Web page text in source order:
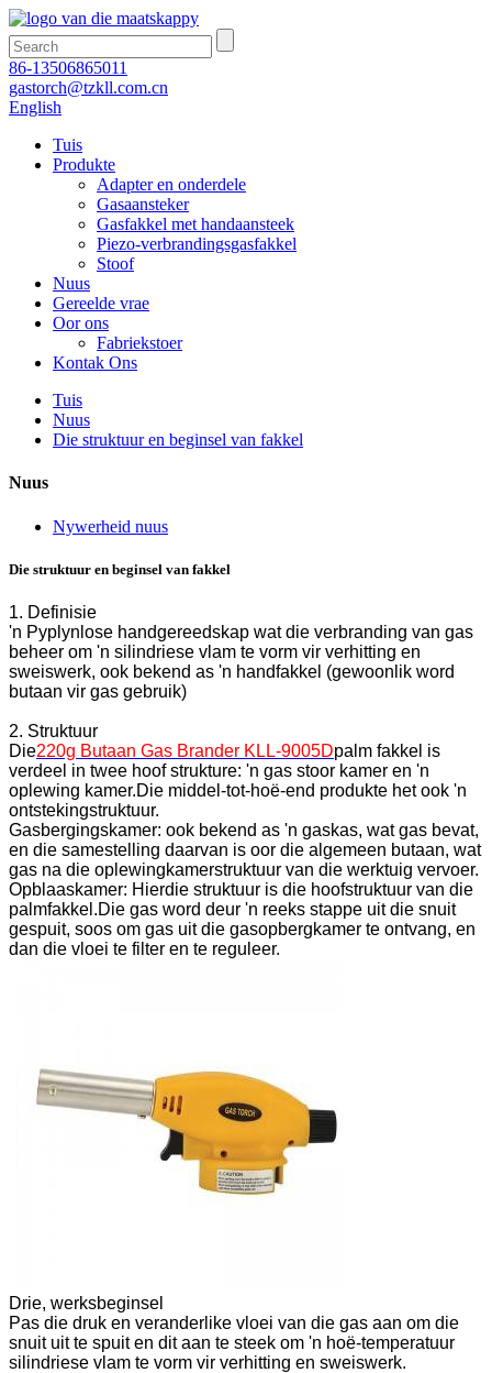
86-13506865011
gastorch@tzkll.com.cn
English
Tuis
Produkte
Adapter en onderdele
Gasaansteker
Gasfakkel met handaansteek
Piezo-verbrandingsgasfakkel
Stoof
Nuus
Gereelde vrae
Oor ons
Fabriekstoer
Kontak Ons
Tuis
Nuus
Die struktuur en beginsel van fakkel
Nuus
Nywerheid nuus
Die struktuur en beginsel van fakkel
1. Definisie
'n Pyplynlose handgereedskap wat die verbranding van gas
beheer om 'n silindriese vlam te vorm vir verhitting en
sweiswerk, ook bekend as 'n handfakkel (gewoonlik word
butaan vir gas gebruik)
2. Struktuur
Die220g Butaan Gas Brander KLL-9005Dpalm fakkel is
verdeel in twee hoof strukture: 'n gas stoor kamer en 'n
oplewing kamer.Die middel-tot-hoë-end produkte het ook 'n
ontstekingstruktuur.
Gasbergingskamer: ook bekend as 'n gaskas, wat gas bevat,
en die samestelling daarvan is oor die algemeen butaan, wat
gas na die oplewingkamerstruktuur van die werktuig vervoer.
Opblaaskamer: Hierdie struktuur is die hoofstruktuur van die
palmfakkel.Die gas word deur 'n reeks stappe uit die snuit
gespuit, soos om gas uit die gasopbergkamer te ontvang, en
dan die vloei te filter en te reguleer.
Drie, werksbeginsel
Pas die druk en veranderlike vloei van die gas aan om die
snuit uit te spuit en dit aan te steek om 'n hoë-temperatuur
silindriese vlam te vorm vir verhitting en sweiswerk.